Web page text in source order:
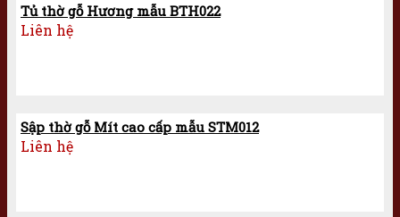
Tủ thờ gỗ Hương mẫu BTH022
Liên hệ
Sập thờ gỗ Mít cao cấp mẫu STM012
Liên hệ